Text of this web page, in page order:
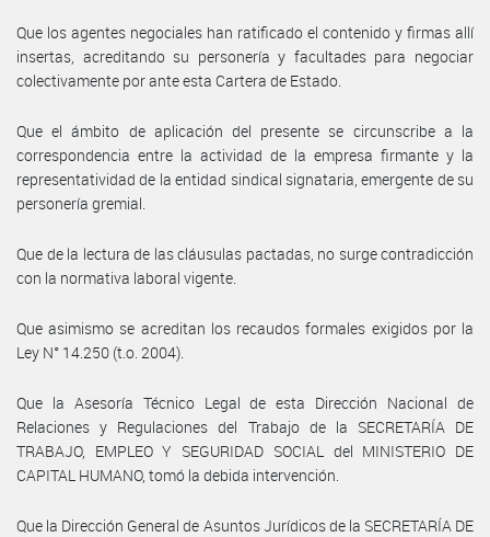
Que los agentes negociales han ratificado el contenido y firmas allí
insertas, acreditando su personería y facultades para negociar
colectivamente por ante esta Cartera de Estado.
Que el ámbito de aplicación del presente se circunscribe a la
correspondencia entre la actividad de la empresa firmante y la
representatividad de la entidad sindical signataria, emergente de su
personería gremial.
Que de la lectura de las cláusulas pactadas, no surge contradicción
con la normativa laboral vigente.
Que asimismo se acreditan los recaudos formales exigidos por la
Ley N° 14.250 (t.o. 2004).
Que la Asesoría Técnico Legal de esta Dirección Nacional de
Relaciones y Regulaciones del Trabajo de la SECRETARÍA DE
TRABAJO, EMPLEO Y SEGURIDAD SOCIAL del MINISTERIO DE
CAPITAL HUMANO, tomó la debida intervención.
Que la Dirección General de Asuntos Jurídicos de la SECRETARÍA DE